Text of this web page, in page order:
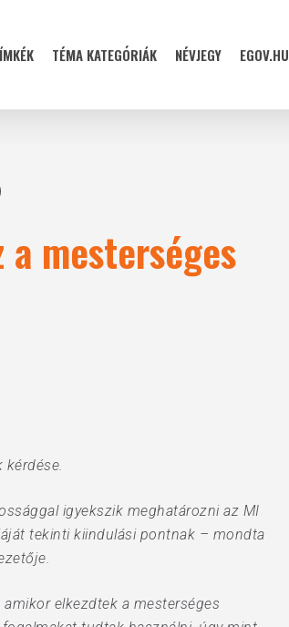
TÉMA KATEGÓRIÁK NÉVJEGY EGOV.HU
mesterséges
kérdése.
igyekszik meghatározni az MI
tekinti kiindulási pontnak – mondta
elkezdtek a mesterséges